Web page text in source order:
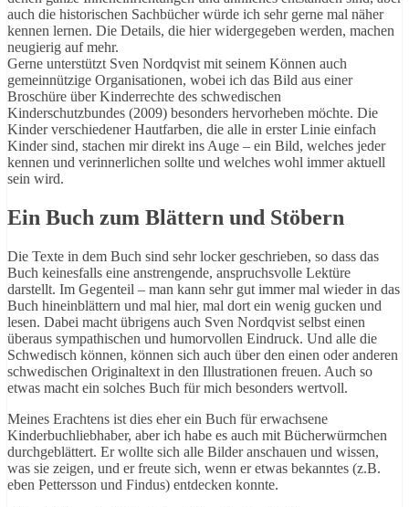
auch die historischen Sachbücher würde ich sehr gerne mal näher
kennen lernen. Die Details, die hier widergegeben werden, machen
neugierig auf mehr.
Gerne unterstützt Sven Nordqvist mit seinem Können auch
gemeinnützige Organisationen, wobei ich das Bild aus einer
Broschüre über Kinderrechte des schwedischen
Kinderschutzbundes (2009) besonders hervorheben möchte. Die
Kinder verschiedener Hautfarben, die alle in erster Linie einfach
Kinder sind, stachen mir direkt ins Auge – ein Bild, welches jeder
kennen und verinnerlichen sollte und welches wohl immer aktuell
sein wird.
Ein Buch zum Blättern und Stöbern
Die Texte in dem Buch sind sehr locker geschrieben, so dass das
Buch keinesfalls eine anstrengende, anspruchsvolle Lektüre
darstellt. Im Gegenteil – man kann sehr gut immer mal wieder in das
Buch hineinblättern und mal hier, mal dort ein wenig gucken und
lesen. Dabei macht übrigens auch Sven Nordqvist selbst einen
überaus sympathischen und humorvollen Eindruck. Und alle die
Schwedisch können, können sich auch über den einen oder anderen
schwedischen Originaltext in den Illustrationen freuen. Auch so
etwas macht ein solches Buch für mich besonders wertvoll.
Meines Erachtens ist dies eher ein Buch für erwachsene
Kinderbuchliebhaber, aber ich habe es auch mit Bücherwürmchen
durchgeblättert. Er wollte sich alle Bilder anschauen und wissen,
was sie zeigen, und er freute sich, wenn er etwas bekanntes (z.B.
eben Pettersson und Findus) entdecken konnte.